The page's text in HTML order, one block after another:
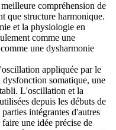
compréhension de
que structure harmonique.
et la physiologie en
comme une
une dysharmonie
appliquée par le
somatique, une
L'oscillation et la
depuis les débuts de
intégrantes d'autres
une idée précise de